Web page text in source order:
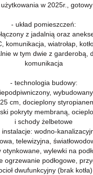
w 2025r.,
- układ pomieszczeń:
z jadalnią oraz
komunikacja, wiatrołap,
w tym dwie z garderobą,
komunikacja
- technologia budowy:
cm, docieplony
pokryty membraną,
i schody żelbetowe
wodno-
telewizyjna,
otynkowane, wylewki na
ogrzewanie podłogowe,
dwufunkcyjny (brak kotła)